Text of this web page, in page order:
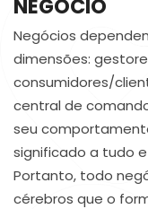
NEGÓCIO
Negócios
dimensões:
consumidores/
central de
seu
significado a tudo
Portanto, todo
cérebros que o